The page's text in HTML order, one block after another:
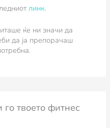
линк.
ќе ни значи да
да ја препорачаш
го твоето фитнес